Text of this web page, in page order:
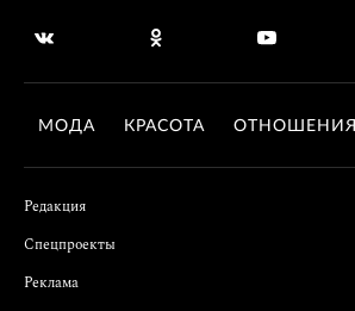
МОДА КРАСОТА ОТНОШЕНИЯ
Редакция
Спецпроекты
Реклама